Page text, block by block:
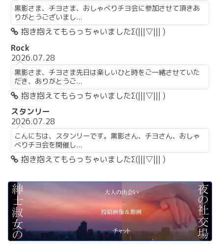
黒影さま、チヨさま、おしゃべりチヨ会に参加させて頂きあ
りがとうございまし...
抱き抱えてもらっちゃいましたΣ(|||▽||| )
Rock
2026.07.28
黒影さま、チヨさま先日は楽しいひと時をご一緒させていた
だき、ありがとうご...
抱き抱えてもらっちゃいましたΣ(|||▽||| )
スタンリー
2026.07.28
こんにちは、スタンリーです。黒影さん、チヨさん、おしゃ
べりチヨ会を開催し...
抱き抱えてもらっちゃいましたΣ(|||▽||| )